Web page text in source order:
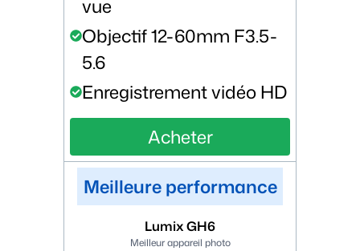
vue
Objectif 12-60mm F3.5-
5.6
Enregistrement vidéo HD
Acheter
Meilleure performance
Lumix GH6
Meilleur appareil photo